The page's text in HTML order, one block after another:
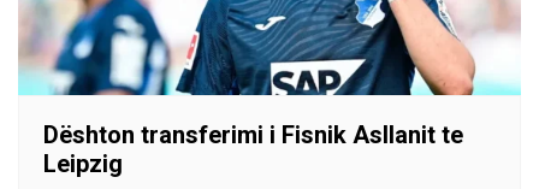
Dështon transferimi i Fisnik Asllanit te
Leipzig